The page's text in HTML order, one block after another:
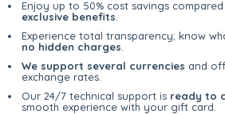
Enjoy up to 50% cost savings
exclusive benefits
Experience total transparency; know
no hidden charges
We support several currencies and
exchange rates.
Our 24/7 technical support is ready to
smooth experience with your gift card.